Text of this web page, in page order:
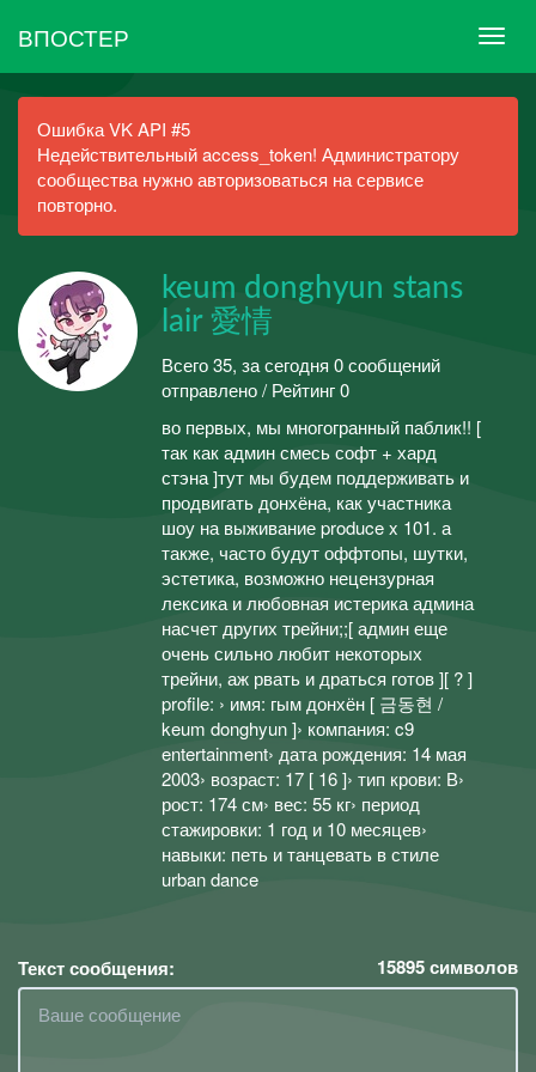
ВПОСТЕР
Ошибка VK API #5
Недействительный access_token! Администратору
сообщества нужно авторизоваться на сервисе
повторно.
keum donghyun stans
lair 愛情
Всего 35, за сегодня 0 сообщений
отправлено / Рейтинг 0
во первых, мы многогранный паблик!! [
так как админ смесь софт + хард
стэна ]тут мы будем поддерживать и
продвигать донхёна, как участника
шоу на выживание produce x 101. а
также, часто будут оффтопы, шутки,
эстетика, возможно нецензурная
лексика и любовная истерика админа
насчет других трейни;;[ админ еще
очень сильно любит некоторых
трейни, аж рвать и драться готов ][ ? ]
profile: › имя: гым донхён [ 금동현 /
keum donghyun ]› компания: c9
entertainment› дата рождения: 14 мая
2003› возраст: 17 [ 16 ]› тип крови: В›
рост: 174 см› вес: 55 кг› период
стажировки: 1 год и 10 месяцев›
навыки: петь и танцевать в стиле
urban dance
Текст сообщения: 15895символов